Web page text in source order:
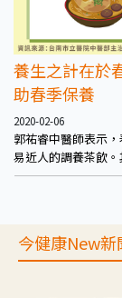
養生之計在於
助春季保養
2020-02-06
郭祐睿中醫師表示
易近人的調養茶飲
今健康New新